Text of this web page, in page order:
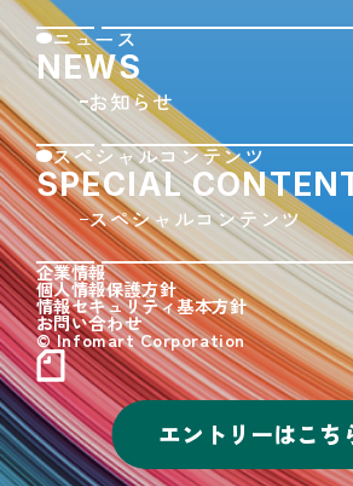
エントリーはこち
ニュース
NEWS
お知らせ
スペシャルコンテンツ
SPECIAL
スペシャルコンテンツ
企業情報
個人情報保護方針
情報セキュリティ基本方針
お問い合わせ
© Infomart Corporation